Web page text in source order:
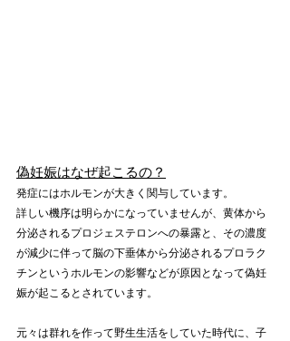
偽妊娠はなぜ起こるの？
発症にはホルモンが大きく関与しています。
詳しい機序は明らかになっていませんが、黄体から
分泌されるプロジェステロンへの暴露と、その濃度
が減少に伴って脳の下垂体から分泌されるプロラク
チンというホルモンの影響などが原因となって偽妊
娠が起こるとされています。
元々は群れを作って野生生活をしていた時代に、子